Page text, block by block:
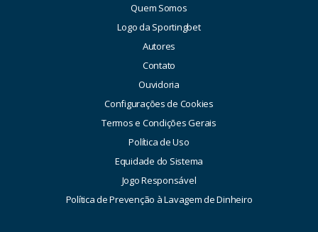
Quem Somos
Logo da Sportingbet
Autores
Contato
Ouvidoria
Configurações de Cookies
Termos e Condições Gerais
Política de Uso
Equidade do Sistema
Jogo Responsável
Política de Prevenção à Lavagem de Dinheiro